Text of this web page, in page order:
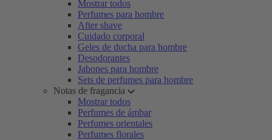
Mostrar todos
Perfumes para hombre
After shave
Cuidado corporal
Geles de ducha para hombre
Desodorantes
Jabones para hombre
Sets de perfumes para hombre
Notas de fragancia
Mostrar todos
Perfumes de ámbar
Perfumes orientales
Perfumes florales